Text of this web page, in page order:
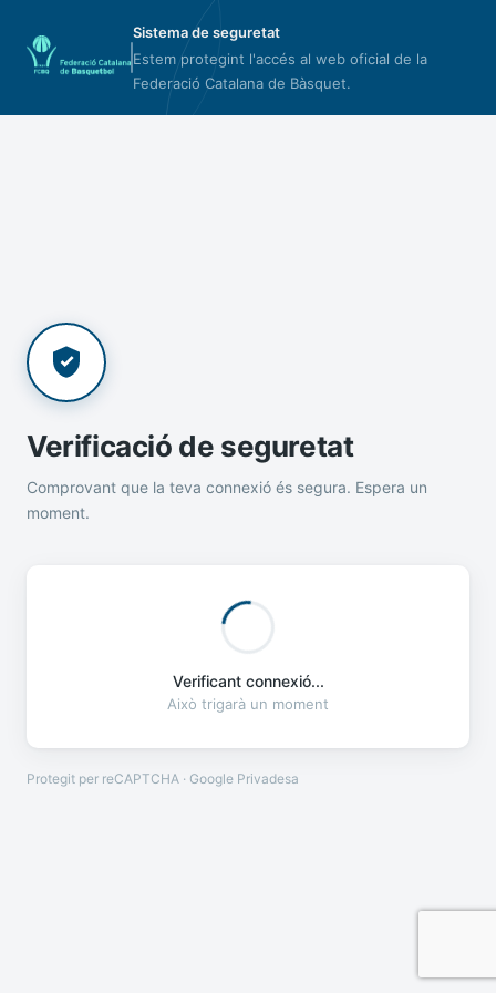
Sistema de seguretat
Estem protegint l'accés al web oficial de la
Federació Catalana de Bàsquet.
Verificació de seguretat
Comprovant que la teva connexió és segura. Espera un
moment.
Verificant connexió...
Això trigarà un moment
Protegit per reCAPTCHA · Google Privadesa